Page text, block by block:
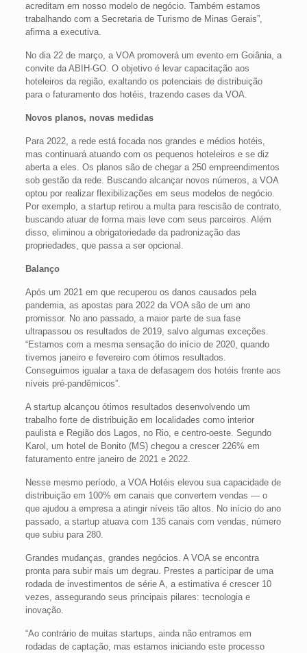
acreditam em nosso modelo de negócio. Também estamos
trabalhando com a Secretaria de Turismo de Minas Gerais”,
afirma a executiva.
No dia 22 de março, a VOA promoverá um evento em Goiânia, a
convite da ABIH-GO. O objetivo é levar capacitação aos
hoteleiros da região, exaltando os potenciais de distribuição
para o faturamento dos hotéis, trazendo cases da VOA.
Novos planos, novas medidas
Para 2022, a rede está focada nos grandes e médios hotéis,
mas continuará atuando com os pequenos hoteleiros e se diz
aberta a eles. Os planos são de chegar a 250 empreendimentos
sob gestão da rede. Buscando alcançar novos números, a VOA
optou por realizar flexibilizações em seus modelos de negócio.
Por exemplo, a startup retirou a multa para rescisão de contrato,
buscando atuar de forma mais leve com seus parceiros. Além
disso, eliminou a obrigatoriedade da padronização das
propriedades, que passa a ser opcional.
Balanço
Após um 2021 em que recuperou os danos causados pela
pandemia, as apostas para 2022 da VOA são de um ano
promissor. No ano passado, a maior parte de sua fase
ultrapassou os resultados de 2019, salvo algumas exceções.
“Estamos com a mesma sensação do início de 2020, quando
tivemos janeiro e fevereiro com ótimos resultados.
Conseguimos igualar a taxa de defasagem dos hotéis frente aos
níveis pré-pandêmicos”.
A startup alcançou ótimos resultados desenvolvendo um
trabalho forte de distribuição em localidades como interior
paulista e Região dos Lagos, no Rio, e centro-oeste. Segundo
Karol, um hotel de Bonito (MS) chegou a crescer 226% em
faturamento entre janeiro de 2021 e 2022.
Nesse mesmo período, a VOA Hotéis elevou sua capacidade de
distribuição em 100% em canais que convertem vendas — o
que ajudou a empresa a atingir níveis tão altos. No início do ano
passado, a startup atuava com 135 canais com vendas, número
que subiu para 280.
Grandes mudanças, grandes negócios. A VOA se encontra
pronta para subir mais um degrau. Prestes a participar de uma
rodada de investimentos de série A, a estimativa é crescer 10
vezes, assegurando seus principais pilares: tecnologia e
inovação.
“Ao contrário de muitas startups, ainda não entramos em
rodadas de captação, mas estamos iniciando este processo